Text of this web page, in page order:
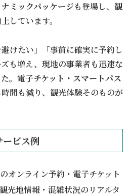
ミックパッケージも登場し、 観
しています。
けたい」「事前に確実に予約し
も増え、現地の事業者も迅速な
。 電子チケット・スマートパス
間も減り、観光体験そのものが
ービス例
オンライン予約・電子チケット
光地情報・混雑状況のリアルタ